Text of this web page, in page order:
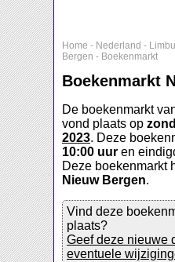
Home - Nederland -
Bergen - Boekenmarkt
Boekenmarkt
De boekenmarkt
vond plaats op
2023. Deze
10:00 uur en
Deze boekenmarkt
Nieuw Bergen.
Vind deze
plaats?
Geef deze nieuwe
eventuele